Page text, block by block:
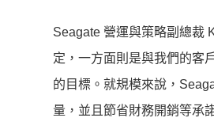
Seagate 營運與策略副總裁
定，一方面則是與我們的客
的目標。就規模來說，Sea
量，並且節省財務開銷等承